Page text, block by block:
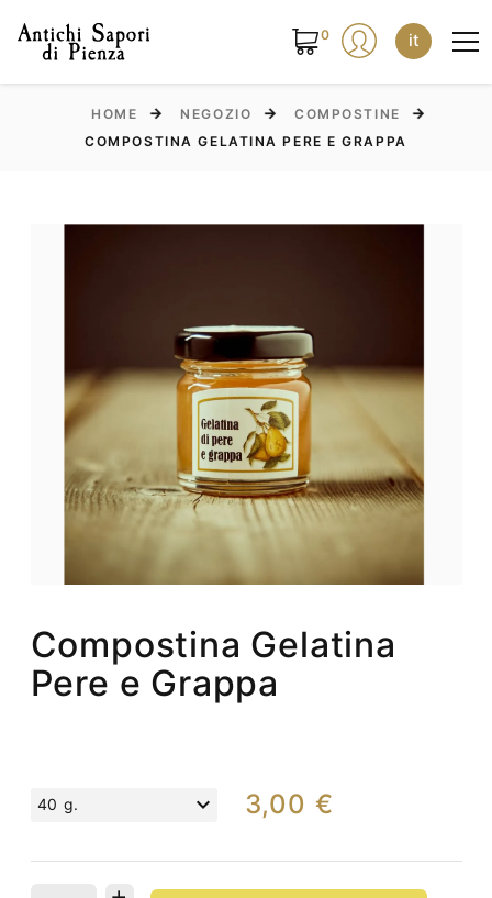
0 it
HOME NEGOZIO
COMPOSTINE
COMPOSTINA GELATINA PERE E GRAPPA
Compostina Gelatina
Pere e Grappa
40 g. 3,00 €